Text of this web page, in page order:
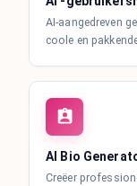
AI-aangedreven
coole en
AI Bio
Creëer